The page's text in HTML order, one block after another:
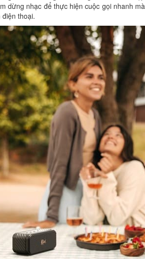
dừng nhạc để thực hiện cuộc gọi nhanh mà
thoại.